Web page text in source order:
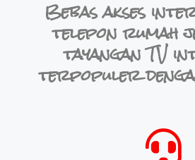
Bebas akses
telepon rumah
tayangan TV
terpopuler